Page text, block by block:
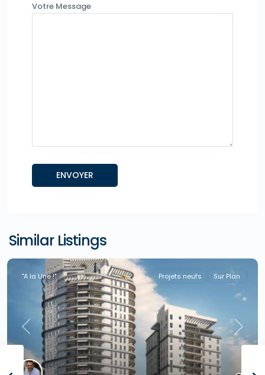
Votre Message
Similar Listings
Previous Next
"A la Une !" Projets neufs Sur Plan